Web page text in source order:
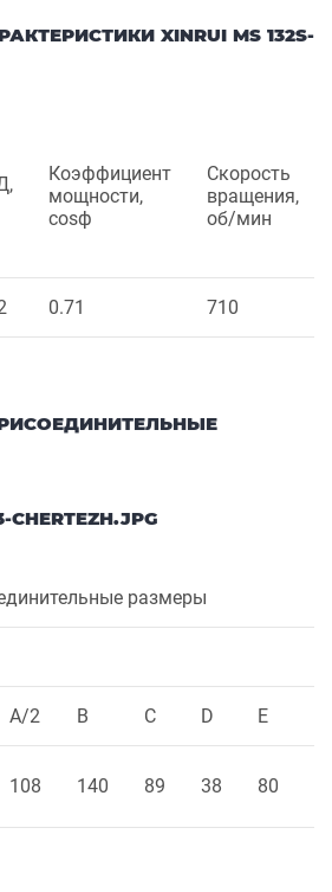
XINRUI MS 132S-
Коэффициент
мощности,
cosф
Скорость
вращения,
об/мин
0.71 710
размеры
A/2 B C D E
108 140 89 38 80